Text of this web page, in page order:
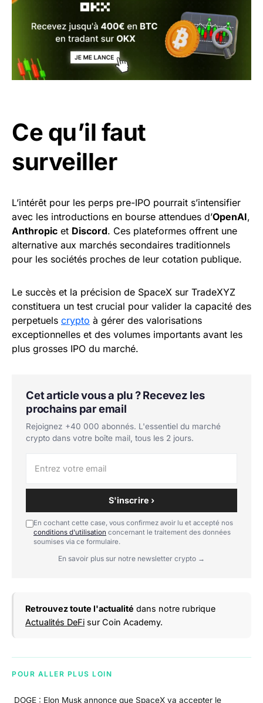
Ce qu’il faut
surveiller
L’intérêt pour les perps pre-IPO pourrait s’intensifier
avec les introductions en bourse attendues d’OpenAI,
Anthropic et Discord. Ces plateformes offrent une
alternative aux marchés secondaires traditionnels
pour les sociétés proches de leur cotation publique.
Le succès et la précision de SpaceX sur TradeXYZ
constituera un test crucial pour valider la capacité des
perpetuels crypto à gérer des valorisations
exceptionnelles et des volumes importants avant les
plus grosses IPO du marché.
Cet article vous a plu ? Recevez les
prochains par email
Rejoignez +40 000 abonnés. L'essentiel du marché
crypto dans votre boîte mail, tous les 2 jours.
S'inscrire ›
En cochant cette case, vous confirmez avoir lu et accepté nos
conditions d'utilisation concernant le traitement des données
soumises via ce formulaire.
En savoir plus sur notre newsletter crypto →
Retrouvez toute l'actualité dans notre rubrique
Actualités DeFi sur Coin Academy.
POUR ALLER PLUS LOIN
DOGE : Elon Musk annonce que SpaceX va accepter le